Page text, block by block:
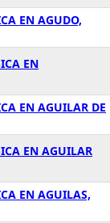
EN AGUDO,
EN
EN AGUILAR DE
EN AGUILAR
EN AGUILAS,